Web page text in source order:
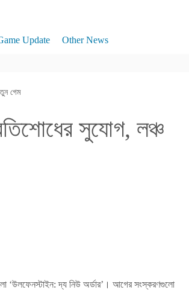
Update Other News
গেম
সুযোগ, লঞ্চ
‘উলফেনস্টাইন: দ্য নিউ অর্ডার’। আগের সংস্করণগুলো